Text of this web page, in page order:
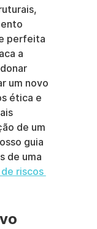
perfeita
a
um novo
ética e
de um
guia
de uma
riscos